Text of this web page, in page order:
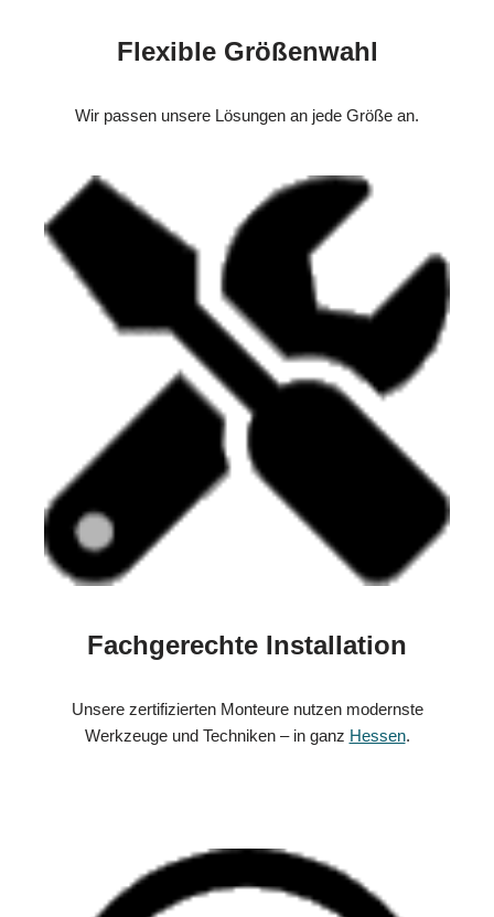
Flexible Größenwahl
Wir passen unsere Lösungen an jede Größe an.
Fachgerechte Installation
Unsere zertifizierten Monteure nutzen modernste
Werkzeuge und Techniken – in ganz Hessen.